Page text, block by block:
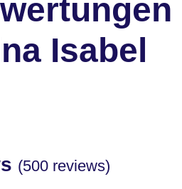
Isabel
(500 reviews)